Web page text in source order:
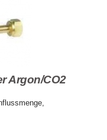
Argon/CO2